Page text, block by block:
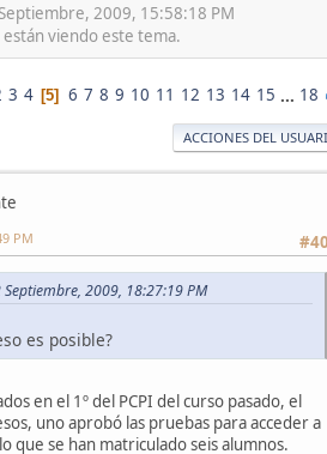
2009, 15:58:18 PM
viendo este tema.
3 4 5 6 7 8 9 10 11 12 13 14 15 ... 18
ACCIONES DEL
PM
Septiembre, 2009, 18:27:19 PM
es posible?
en el 1º del PCPI del curso pasado, el
uno aprobó las pruebas para acceder a
que se han matriculado seis alumnos.